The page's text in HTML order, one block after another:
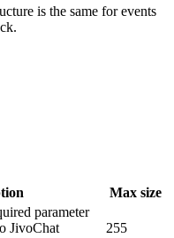
is the same for events
Max size
parameter
JivoChat
255